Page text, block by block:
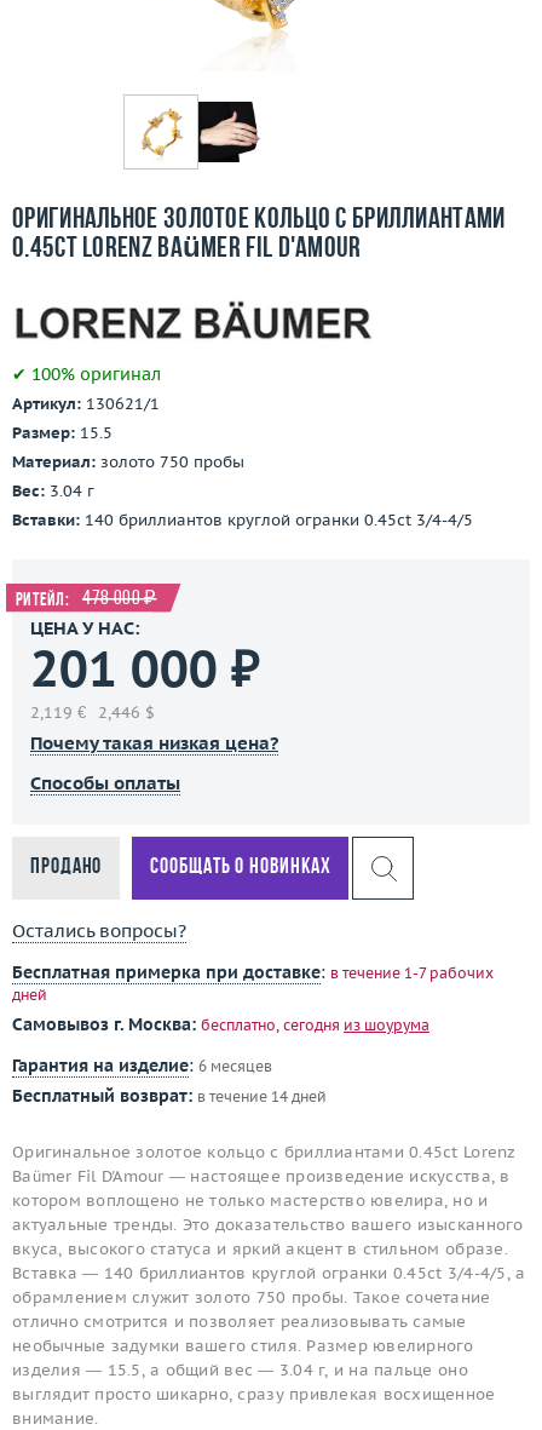
Контакты
Оригинальное золотое кольцо с бриллиантами
0.45ct Lorenz Baümer Fil D'Amour
✔ 100% оригинал
Артикул: 130621/1
Размер: 15.5
Материал: золото 750 пробы
Вес: 3.04 г
Вставки: 140 бриллиантов круглой огранки 0.45ct 3/4-4/5
Ритейл: 478 000 ₽
ЦЕНА У НАС:
201 000 ₽
2,119 € 2,446 $
Почему такая низкая цена?
Способы оплаты
Продано Сообщать о новинках
Остались вопросы?
Бесплатная примерка при доставке: в течение 1-7 рабочих
дней
Самовывоз г. Москва: бесплатно, сегодня из шоурума
Гарантия на изделие: 6 месяцев
Бесплатный возврат: в течение 14 дней
Оригинальное золотое кольцо с бриллиантами 0.45ct Lorenz
Baümer Fil D'Amour — настоящее произведение искусства, в
котором воплощено не только мастерство ювелира, но и
актуальные тренды. Это доказательство вашего изысканного
вкуса, высокого статуса и яркий акцент в стильном образе.
Вставка — 140 бриллиантов круглой огранки 0.45ct 3/4-4/5, а
обрамлением служит золото 750 пробы. Такое сочетание
отлично смотрится и позволяет реализовывать самые
необычные задумки вашего стиля. Размер ювелирного
изделия — 15.5, а общий вес — 3.04 г, и на пальце оно
выглядит просто шикарно, сразу привлекая восхищенное
внимание.